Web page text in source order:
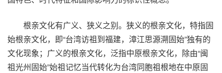
根亲文化有广义、狭义之别。狭义的根亲文化，特指固
始根亲文化，即“台湾访祖到福建，漳江思源溯固始”独有的
文化现象；广义的根亲文化，泛指中原根亲文化，除由“闽
祖光州固始”始祖记忆当代转化为台湾同胞祖根地在中原固